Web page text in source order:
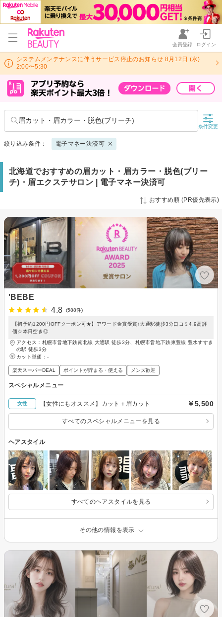
会員登録 ログイン
システムメンテナンスに伴うサービス停止のお知らせ 8月12日 (水)
2:00〜5:30
眉カット・眉カラー・脱色(ブリーチ)
条件変更
絞り込み条件： 電子マネー決済可
北海道でおすすめの眉カット・眉カラー・脱色(ブリー
チ)・眉エクステサロン | 電子マネー決済可
おすすめ順 (PR優先表示)
'BEBE
4.8
(588件)
【初予約1200円OFFクーポン可★】アワード金賞受賞♪大通駅徒歩3分口コミ4.9高評
価☆本日空き◎
アクセス：札幌市営地下鉄南北線 大通駅 徒歩3分、札幌市営地下鉄東豊線 豊水すすき
の駅 徒歩3分
カット単価： -
楽天スーパーDEAL ポイントが貯まる・使える メンズ歓迎
スペシャルメニュー
女性 【女性にもオススメ】カット＋眉カット ￥5,500
すべてのスペシャルメニューを見る
ヘアスタイル
すべてのヘアスタイルを見る
その他の情報を表示